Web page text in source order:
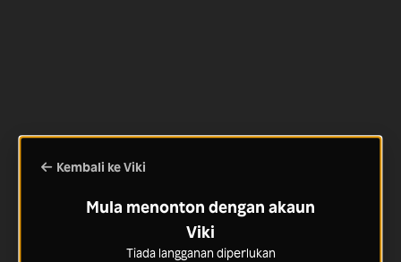
Kembali ke Viki
Mula menonton dengan akaun
Viki
Tiada langganan diperlukan